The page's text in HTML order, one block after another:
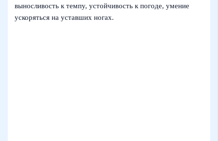
выносливость к темпу, устойчивость к погоде, умение
ускоряться на уставших ногах.